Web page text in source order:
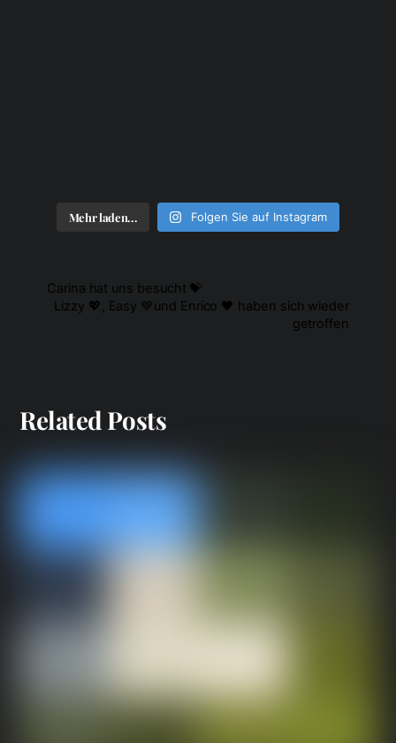
Mehr laden... Folgen Sie auf Instagram
Carina hat uns besucht 💝
Lizzy 💖, Easy 💙und Enrico 🖤 haben sich wieder
getroffen
Related Posts